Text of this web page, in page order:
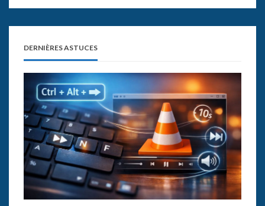
DERNIÈRES ASTUCES